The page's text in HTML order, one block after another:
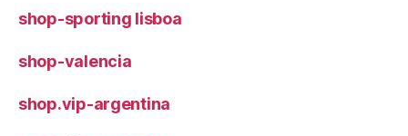
shop-sporting lisboa
shop-valencia
shop.vip-argentina